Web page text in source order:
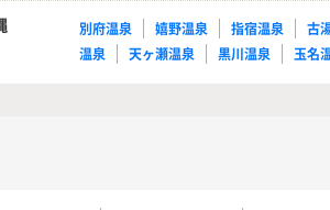
別府温泉 嬉野温泉 指宿温泉 古
温泉
天ヶ瀬温泉 黒川温泉 玉名